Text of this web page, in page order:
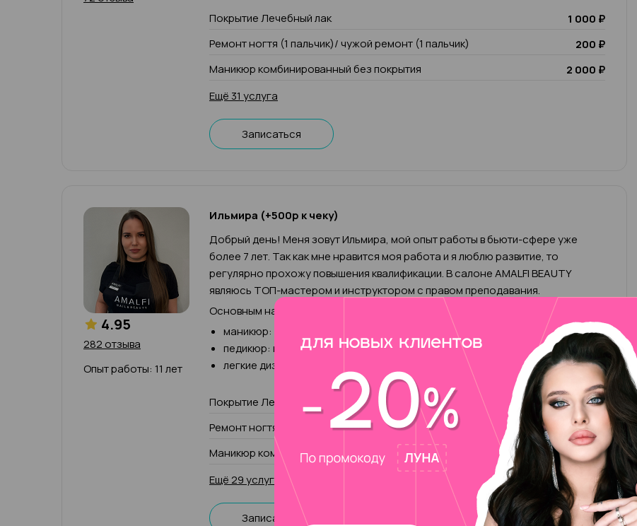
Покрытие Лечебный лак
1 000 ₽
Ремонт ногтя (1 пальчик)/ чужой ремонт (1 пальчик)
200 ₽
Маникюр комбинированный без покрытия
2 000 ₽
Ещё 31 услуга
Записаться
4.95
282 отзыва
Опыт работы: 11 лет
Ильмира (+500р к чеку)
Добрый день! Меня зовут Ильмира, мой опыт работы в бьюти-сфере уже
более 7 лет. Так как мне нравится моя работа и я люблю развитие, то
регулярно прохожу повышения квалификации. В салоне AMALFI BEAUTY
являюсь ТОП-мастером и инструктором с правом преподавания.
Основным направлением моей работы является:
маникюр: классический, комбинированный, аппаратный, мужской
педикюр: классический, комбинированный, аппаратный, кислотный, smart
легкие дизайны, френч, ремонт
Покрытие Лечебный лак
1 000 ₽
Ремонт ногтя (1 пальчик)/ чужой ремонт (1 пальчик)
200 ₽
Маникюр комбинированный без покрытия
2 000 ₽
Ещё 29 услуг
Записаться